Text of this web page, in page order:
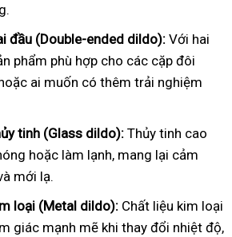
đầu (Double-ended dildo): Với hai
phẩm phù hợp cho các cặp đôi
ai muốn có thêm trải nghiệm
tinh (Glass dildo): Thủy tinh cao
hoặc làm lạnh, mang lại cảm
mới lạ.
loại (Metal dildo): Chất liệu kim loại
giác mạnh mẽ khi thay đổi nhiệt độ,